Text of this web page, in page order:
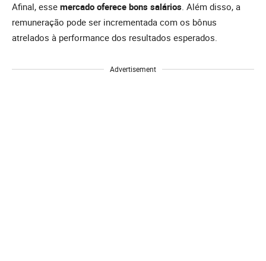
Afinal, esse mercado oferece bons salários. Além disso, a
remuneração pode ser incrementada com os bônus
atrelados à performance dos resultados esperados.
Advertisement